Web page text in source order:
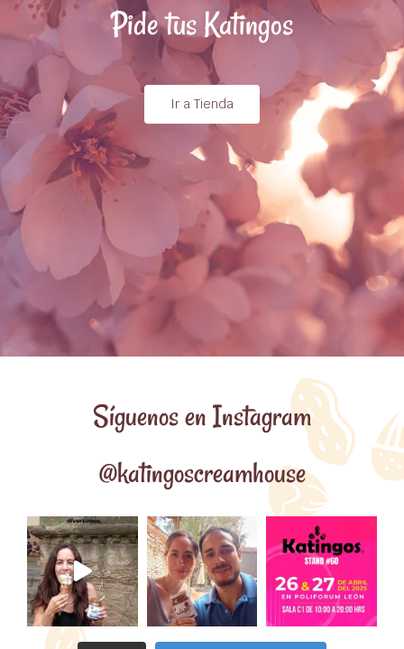
Pide tus Katingos
Ir a Tienda
Síguenos en Instagram
@katingoscreamhouse